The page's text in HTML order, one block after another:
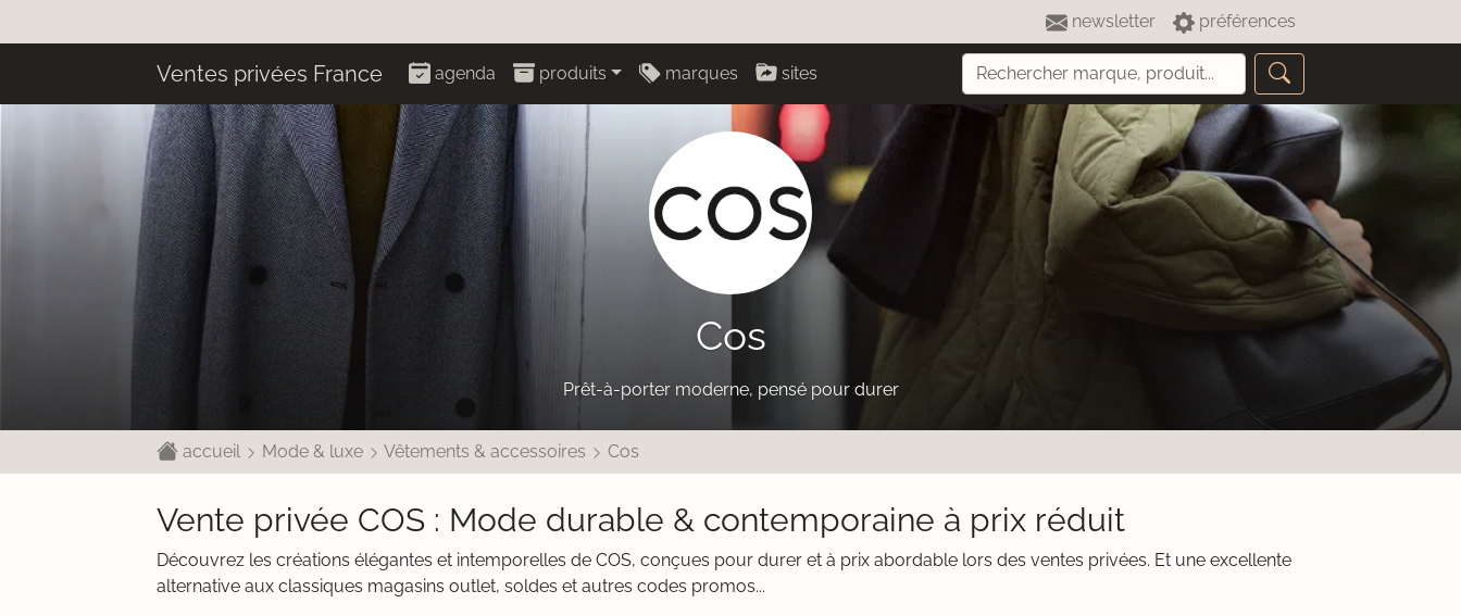
newsletter préférences
Ventes privées France agenda produits marques sites
Cos
Prêt-à-porter moderne, pensé pour durer
accueil Mode & luxe Vêtements & accessoires Cos
Vente privée COS : Mode durable & contemporaine à prix réduit
Découvrez les créations élégantes et intemporelles de COS, conçues pour durer et à prix abordable lors des ventes privées. Et une excellente
alternative aux classiques magasins outlet, soldes et autres codes promos...